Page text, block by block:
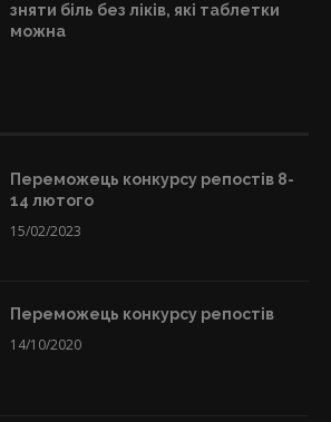
зняти біль без ліків, які таблетки
можна
Переможець конкурсу репостів 8-
14 лютого
15/02/2023
Переможець конкурсу репостів
14/10/2020